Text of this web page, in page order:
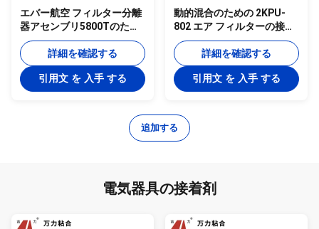
エバー航空 フィルター分離
器アセンブリ5800Tのため
の付着力のガラス繊維150c
の熱い溶解詳細を確認する
引用文 を 入手 する
動的混合のための 2KPU-
802 エア フィルターの接着
剤の硬化ポリウレタン
詳細を確認する
引用文 を 入手 する
追加する
電気器具の接着剤